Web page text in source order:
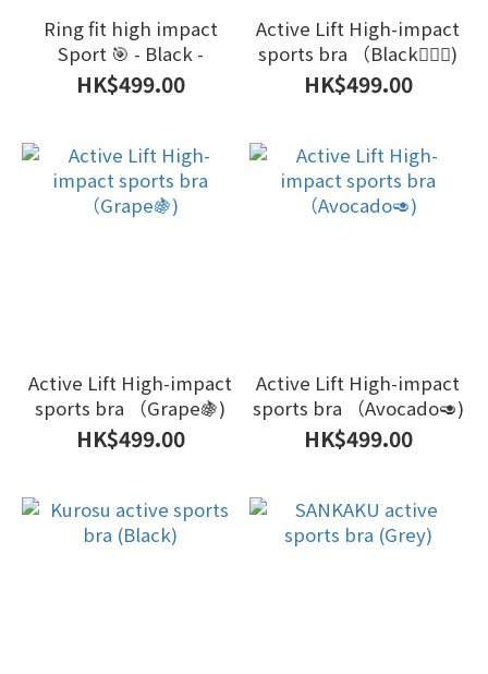
Ring fit high impact
Sport 🎯 - Black -
HK$499.00
Active Lift High-impact
sports bra （Black🧘🏿‍♀️)
HK$499.00
Active Lift High-impact
sports bra （Grape🍇)
HK$499.00
Active Lift High-impact
sports bra （Avocado🥑)
HK$499.00